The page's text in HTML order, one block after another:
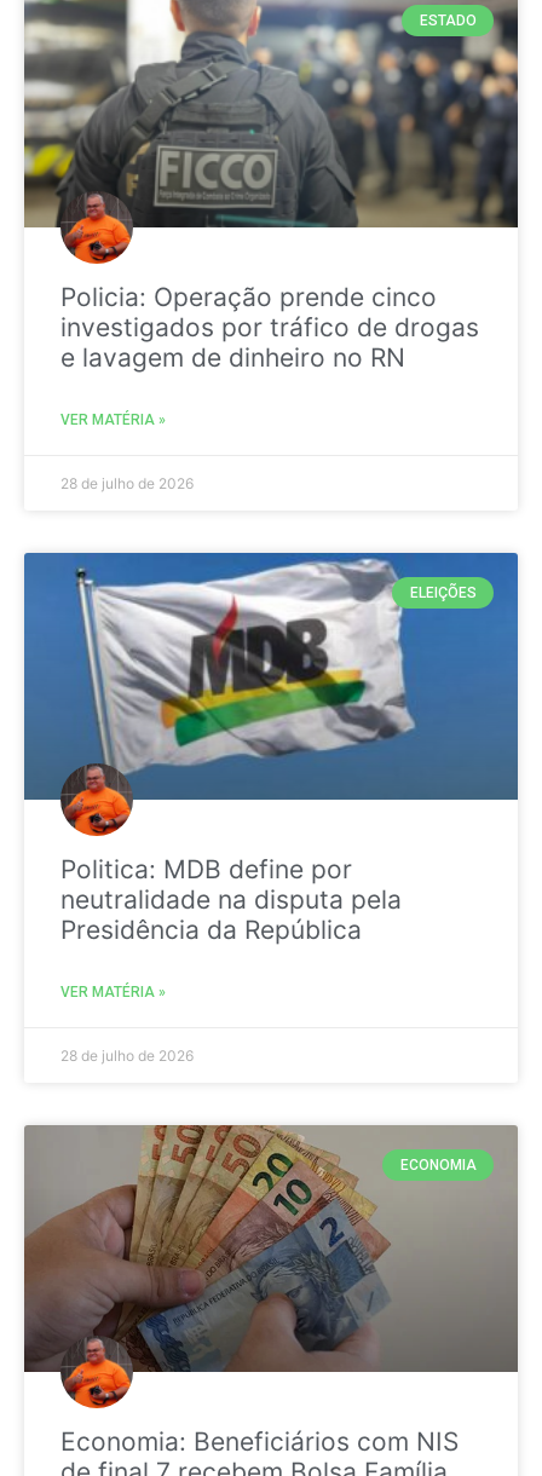
ESTADO
Policia: Operação prende cinco
investigados por tráfico de drogas
e lavagem de dinheiro no RN
VER MATÉRIA »
28 de julho de 2026
ELEIÇÕES
Politica: MDB define por
neutralidade na disputa pela
Presidência da República
VER MATÉRIA »
28 de julho de 2026
ECONOMIA
Economia: Beneficiários com NIS